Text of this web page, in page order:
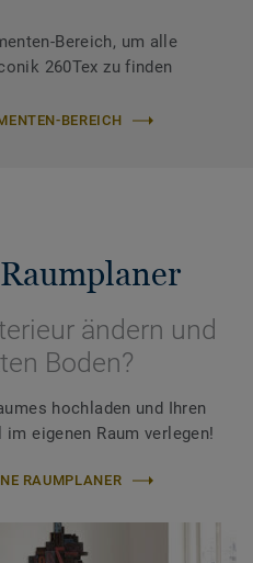
Bereich, um alle
260Tex zu finden
BEREICH
ändern und
Boden?
hochladen und Ihren
eigenen Raum verlegen!
RAUMPLANER